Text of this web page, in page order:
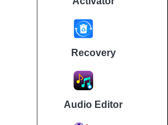
Recovery
Audio Editor